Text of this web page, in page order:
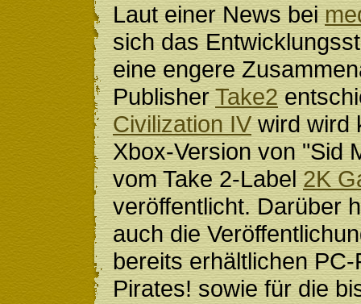
Laut einer News bei
sich das
eine engere
PublisherTake2
Civilization IVwird wird
Xbox-Version von "Sid
vom Take 2-Label2K
veröffentlicht. Darüber
auch die
bereits erhältlichen
Pirates! sowie für die